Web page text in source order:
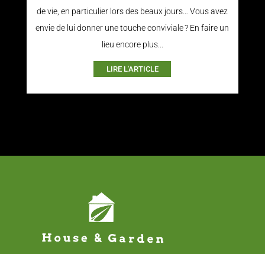
de vie, en particulier lors des beaux jours… Vous avez
envie de lui donner une touche conviviale ? En faire un
lieu encore plus...
LIRE L'ARTICLE